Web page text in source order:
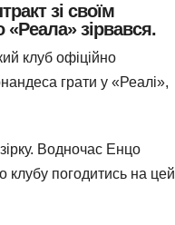
зі своїм
зірвався.
клуб офіційно
грати у «Реалі»,
Водночас Енцо
клубу погодитись на цей